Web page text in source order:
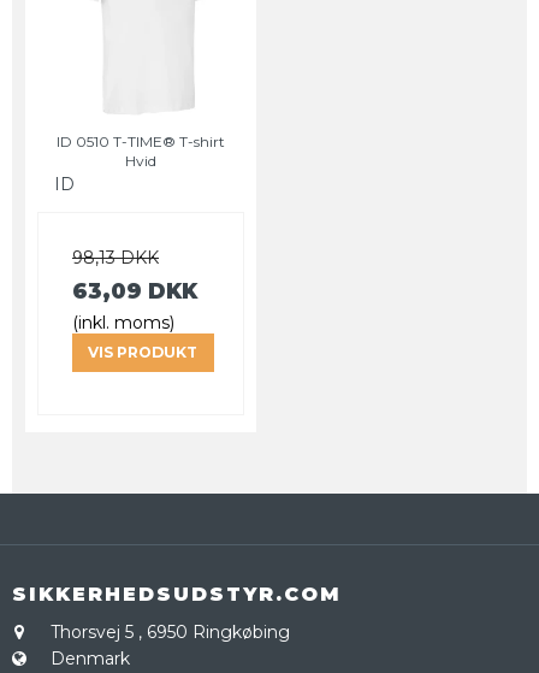
ID 0510 T-TIME® T-shirt
Hvid
ID
98,13 DKK
63,09 DKK
(inkl. moms)
VIS PRODUKT
SIKKERHEDSUDSTYR.COM
Thorsvej 5 , 6950 Ringkøbing
Denmark